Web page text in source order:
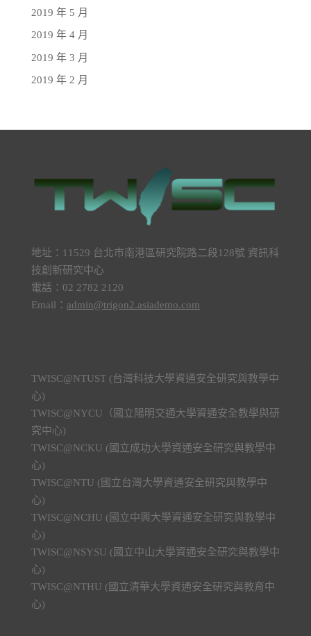
2019 年 5 月
2019 年 4 月
2019 年 3 月
2019 年 2 月
地址：11529 台北市南港區研究院路二段128號 資訊科
技創新研究中心
電話：02 2782 2120
Email： admin@trigon2.asiademo.com
TWISC@NTUST (台灣科技大學資通安全研究與教學中
心)
TWISC@NYCU（國立陽明交通大學資通安全教學與研
究中心)
TWISC@NCKU (國立成功大學資通安全研究與教學中
心)
TWISC@NTU (國立台灣大學資通安全研究與教學中
心)
TWISC@NCHU (國立中興大學資通安全研究與教學中
心)
TWISC@NSYSU (國立中山大學資通安全研究與教學中
心)
TWISC@NTHU (國立清華大學資通安全研究與教育中
心)